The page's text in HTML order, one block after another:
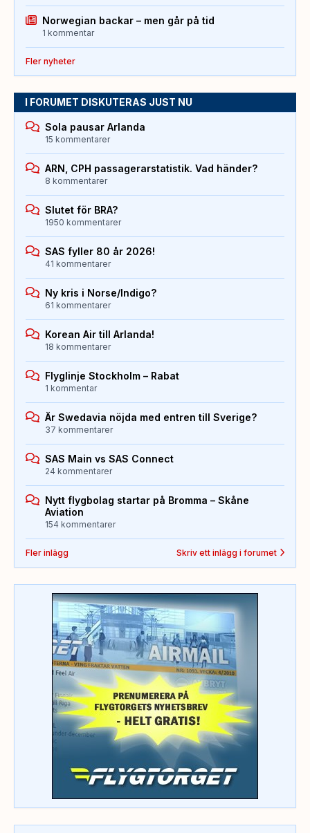
Norwegian backar – men går på tid
1 kommentar
Fler nyheter
I FORUMET DISKUTERAS JUST NU
Sola pausar Arlanda
15 kommentarer
ARN, CPH passagerarstatistik. Vad händer?
8 kommentarer
Slutet för BRA?
1950 kommentarer
SAS fyller 80 år 2026!
41 kommentarer
Ny kris i Norse/Indigo?
61 kommentarer
Korean Air till Arlanda!
18 kommentarer
Flyglinje Stockholm – Rabat
1 kommentar
Är Swedavia nöjda med entren till Sverige?
37 kommentarer
SAS Main vs SAS Connect
24 kommentarer
Nytt flygbolag startar på Bromma – Skåne
Aviation
154 kommentarer
Fler inlägg Skriv ett inlägg i forumet